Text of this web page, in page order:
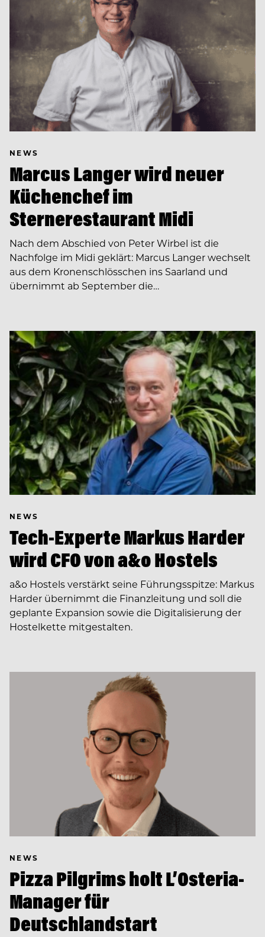
NEWS
Marcus Langer wird neuer
Küchenchef im
Sternerestaurant Midi
Nach dem Abschied von Peter Wirbel ist die
Nachfolge im Midi geklärt: Marcus Langer wechselt
aus dem Kronenschlösschen ins Saarland und
übernimmt ab September die…
NEWS
Tech-Experte Markus Harder
wird CFO von a&o Hostels
a&o Hostels verstärkt seine Führungsspitze: Markus
Harder übernimmt die Finanzleitung und soll die
geplante Expansion sowie die Digitalisierung der
Hostelkette mitgestalten.
NEWS
Pizza Pilgrims holt L’Osteria-
Manager für
Deutschlandstart